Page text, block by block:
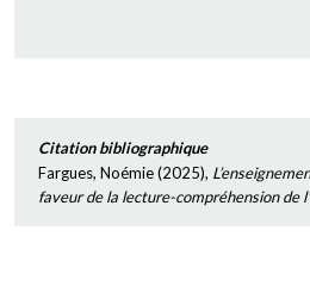
Citation bibliographique
Fargues, Noémie(2025),
faveur de la lecture-compréhension de